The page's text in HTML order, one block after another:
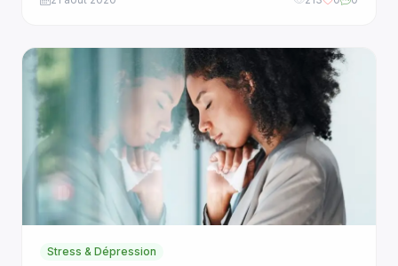
Stress & Dépression